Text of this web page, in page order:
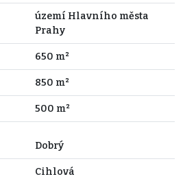
území Hlavního města
Prahy
650 m²
850 m²
500 m²
Dobrý
Cihlová